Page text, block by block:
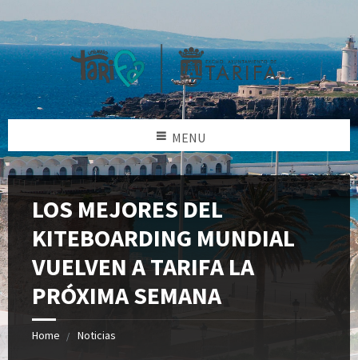
MENU
LOS MEJORES DEL
KITEBOARDING MUNDIAL
VUELVEN A TARIFA LA
PRÓXIMA SEMANA
Home Noticias